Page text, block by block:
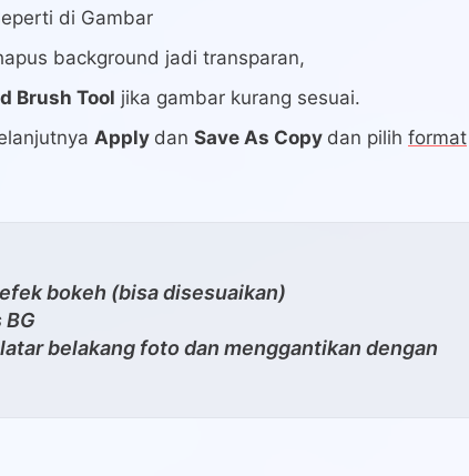
di Gambar
background jadi transparan,
Brush Tool jika gambar kurang sesuai.
Apply dan Save As Copy dan pilih format
bokeh (bisa disesuaikan)
belakang foto dan menggantikan dengan